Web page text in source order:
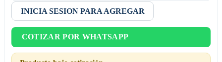
INICIA SESION PARA AGREGAR
COTIZAR POR WHATSAPP